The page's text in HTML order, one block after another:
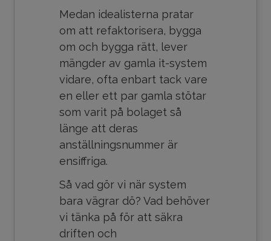
Medan idealisterna pratar
om att refaktorisera, bygga
om och bygga rätt, lever
mängder av gamla it-system
vidare, ofta enbart tack vare
en eller ett par gamla stötar
som varit på bolaget så
länge att deras
anställningsnummer är
ensiffriga.
Så vad gör vi när system
bara vägrar dö? Vad behöver
vi tänka på för att säkra
driften och